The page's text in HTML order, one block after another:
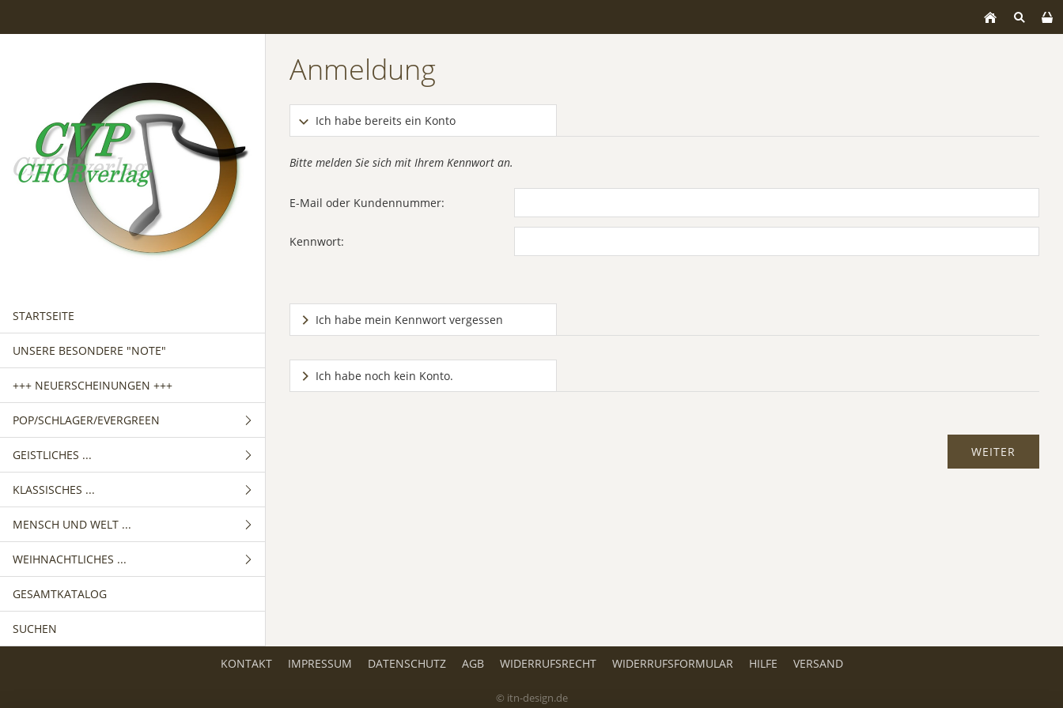
STARTSEITE
UNSERE BESONDERE "NOTE"
+++ NEUERSCHEINUNGEN +++
POP/SCHLAGER/EVERGREEN
GEMISCHTER CHOR
FRAUENCHOR
MÄNNERCHOR
GEISTLICHES ...
GEMISCHTER CHOR
FRAUENCHOR
MÄNNERCHOR
KLASSISCHES ...
GEMISCHTER CHOR
FRAUENCHOR
MÄNNERCHOR
MENSCH UND WELT ...
GEMISCHTER CHOR
FRAUENCHOR
MÄNNERCHOR
WEIHNACHTLICHES ...
GEMISCHTER CHOR
FRAUENCHOR
GESAMTKATALOG
SUCHEN
Anmeldung
Ich habe bereits ein Konto
Bitte melden Sie sich mit Ihrem Kennwort an.
E-Mail oder Kundennummer:
Kennwort:
Ich habe mein Kennwort vergessen
Ich habe noch kein Konto.
KONTAKT IMPRESSUM DATENSCHUTZ AGB WIDERRUFSRECHT WIDERRUFSFORMULAR HILFE VERSAND
© itn-design.de